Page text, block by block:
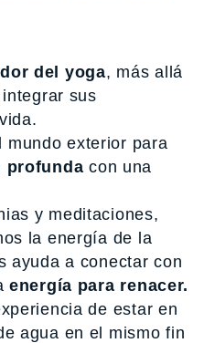
del yoga, más allá
sus
exterior para
profunda con una
y meditaciones,
la energía de la
ayuda a conectar con
energía para renacer.
de estar en
agua en el mismo fin